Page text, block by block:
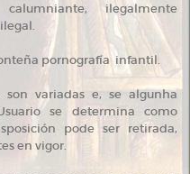
ilegalmente
pornografía infantil.
variadas e, se algunha
se determina como
pode ser retirada,
en vigor.